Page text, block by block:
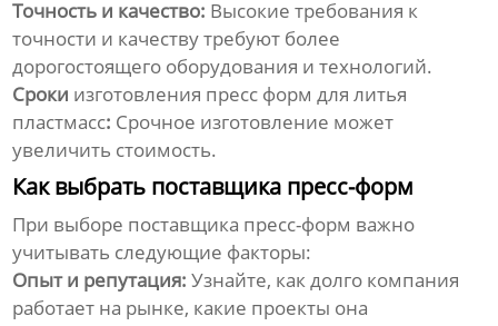
Точность и качество: Высокие требования к
точности и качеству требуют более
дорогостоящего оборудования и технологий.
Сроки изготовления пресс форм для литья
пластмасс: Срочное изготовление может
увеличить стоимость.
Как выбрать поставщика пресс-форм
При выборе поставщика пресс-форм важно
учитывать следующие факторы:
Опыт и репутация: Узнайте, как долго компания
работает на рынке, какие проекты она